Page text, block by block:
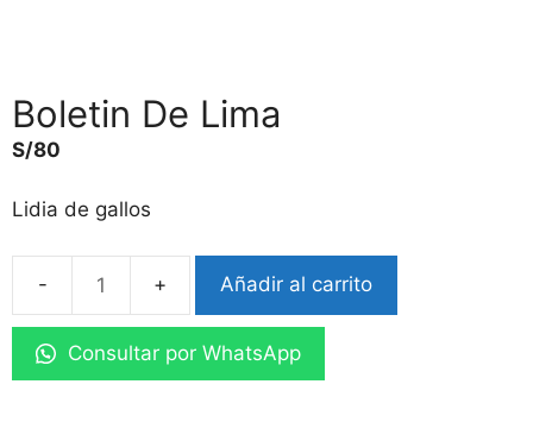
Boletin De Lima
S/80
Lidia de gallos
Boletin
De
Lima
cantidad
Añadir al carrito
Consultar por WhatsApp